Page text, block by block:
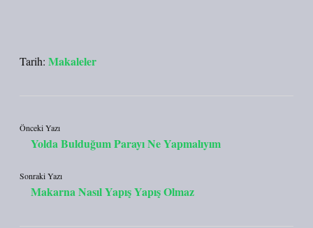
Tarih: Makaleler
Önceki Yazı
Yolda Bulduğum Parayı Ne Yapmalıyım
Sonraki Yazı
Makarna Nasıl Yapış Yapış Olmaz